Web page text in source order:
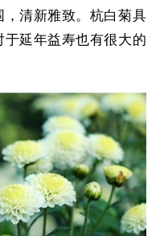
清新雅致。杭白菊具
延年益寿也有很大的